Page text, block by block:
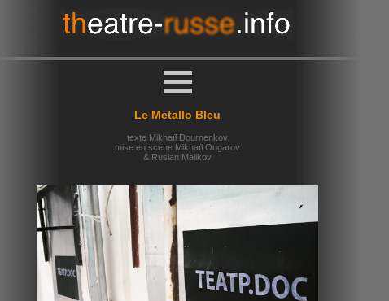
Le Metallo Bleu
texte Mikhaïl Dournenkov
mise en scène Mikhaïl Ougarov
& Ruslan Malikov